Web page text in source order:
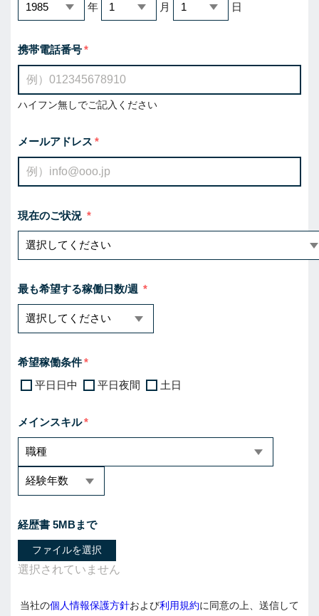
年 月 日
携帯電話番号
ハイフン無しでご記入ください
メールアドレス
現在のご状況
最も希望する稼働日数/週
希望稼働条件
平日日中
平日夜間 土日
メインスキル
経歴書 5MBまで
ファイルを選択
当社の個人情報保護方針および利用規約に同意の上、送信して